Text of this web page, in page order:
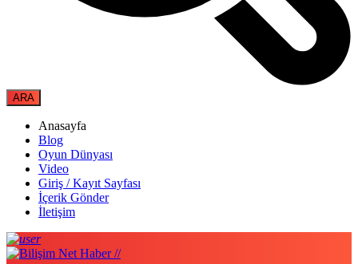
Anasayfa
Blog
Oyun Dünyası
Video
Giriş / Kayıt Sayfası
İçerik Gönder
İletişim